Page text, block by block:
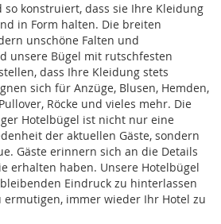
so konstruiert, dass sie Ihre Kleidung
in Form halten. Die breiten
unschöne Falten und
unsere Bügel mit rutschfesten
dass Ihre Kleidung stets
sich für Anzüge, Blusen, Hemden,
Röcke und vieles mehr. Die
Hotelbügel ist nicht nur eine
der aktuellen Gäste, sondern
Gäste erinnern sich an die Details
erhalten haben. Unsere Hotelbügel
Eindruck zu hinterlassen
ermutigen, immer wieder Ihr Hotel zu